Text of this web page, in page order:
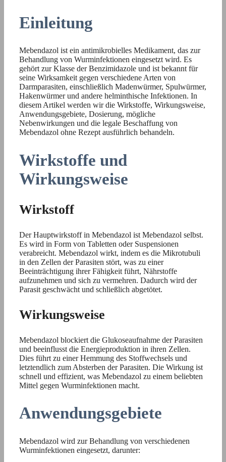
Einleitung
Mebendazol ist ein antimikrobielles Medikament, das zur
Behandlung von Wurminfektionen eingesetzt wird. Es
gehört zur Klasse der Benzimidazole und ist bekannt für
seine Wirksamkeit gegen verschiedene Arten von
Darmparasiten, einschließlich Madenwürmer, Spulwürmer,
Hakenwürmer und andere helminthische Infektionen. In
diesem Artikel werden wir die Wirkstoffe, Wirkungsweise,
Anwendungsgebiete, Dosierung, mögliche
Nebenwirkungen und die legale Beschaffung von
Mebendazol ohne Rezept ausführlich behandeln.
Wirkstoffe und
Wirkungsweise
Wirkstoff
Der Hauptwirkstoff in Mebendazol ist Mebendazol selbst.
Es wird in Form von Tabletten oder Suspensionen
verabreicht. Mebendazol wirkt, indem es die Mikrotubuli
in den Zellen der Parasiten stört, was zu einer
Beeinträchtigung ihrer Fähigkeit führt, Nährstoffe
aufzunehmen und sich zu vermehren. Dadurch wird der
Parasit geschwächt und schließlich abgetötet.
Wirkungsweise
Mebendazol blockiert die Glukoseaufnahme der Parasiten
und beeinflusst die Energieproduktion in ihren Zellen.
Dies führt zu einer Hemmung des Stoffwechsels und
letztendlich zum Absterben der Parasiten. Die Wirkung ist
schnell und effizient, was Mebendazol zu einem beliebten
Mittel gegen Wurminfektionen macht.
Anwendungsgebiete
Mebendazol wird zur Behandlung von verschiedenen
Wurminfektionen eingesetzt, darunter: